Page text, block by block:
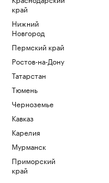
край
Нижний
Новгород
Пермский край
Ростов-на-Дону
Татарстан
Тюмень
Черноземье
Кавказ
Карелия
Мурманск
Приморский
край